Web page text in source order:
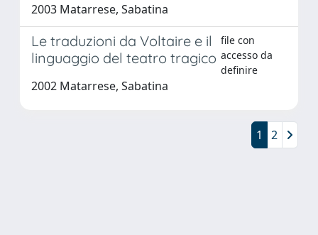
2003 Matarrese, Sabatina
Le traduzioni da Voltaire e il
linguaggio del teatro tragico
file con
accesso da
definire
2002 Matarrese, Sabatina
1 2